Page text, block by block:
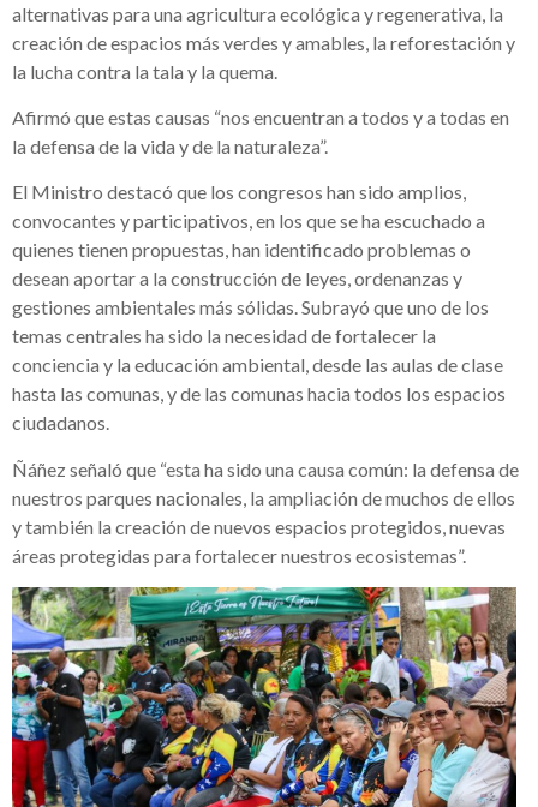
alternativas para una agricultura ecológica y regenerativa, la
creación de espacios más verdes y amables, la reforestación y
la lucha contra la tala y la quema.
Afirmó que estas causas “nos encuentran a todos y a todas en
la defensa de la vida y de la naturaleza”.
El Ministro destacó que los congresos han sido amplios,
convocantes y participativos, en los que se ha escuchado a
quienes tienen propuestas, han identificado problemas o
desean aportar a la construcción de leyes, ordenanzas y
gestiones ambientales más sólidas. Subrayó que uno de los
temas centrales ha sido la necesidad de fortalecer la
conciencia y la educación ambiental, desde las aulas de clase
hasta las comunas, y de las comunas hacia todos los espacios
ciudadanos.
Ñáñez señaló que “esta ha sido una causa común: la defensa de
nuestros parques nacionales, la ampliación de muchos de ellos
y también la creación de nuevos espacios protegidos, nuevas
áreas protegidas para fortalecer nuestros ecosistemas”.